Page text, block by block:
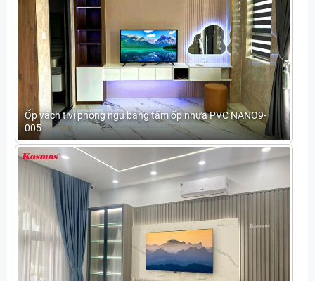
Ốp vách tivi phòng ngủ bằng tấm ốp nhựa PVC NANO9-
005